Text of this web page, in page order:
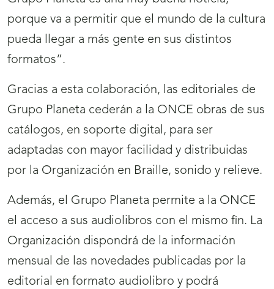
porque va a permitir que el mundo de la cultura
pueda llegar a más gente en sus distintos
formatos”.
Gracias a esta colaboración, las editoriales de
Grupo Planeta cederán a la ONCE obras de sus
catálogos, en soporte digital, para ser
adaptadas con mayor facilidad y distribuidas
por la Organización en Braille, sonido y relieve.
Además, el Grupo Planeta permite a la ONCE
el acceso a sus audiolibros con el mismo fin. La
Organización dispondrá de la información
mensual de las novedades publicadas por la
editorial en formato audiolibro y podrá